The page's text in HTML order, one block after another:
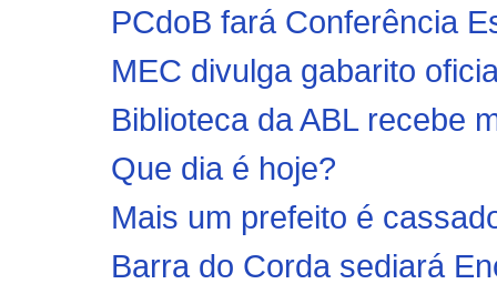
PCdoB fará Conferência
MEC divulga gabarito
Biblioteca da ABL recebe
Que dia é hoje?
Mais um prefeito é
Barra do Corda sediará